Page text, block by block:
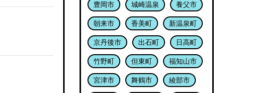
豊岡市 城崎温泉 養父市
朝来市 香美町 新温泉町
京丹後市 出石町 日高町
竹野町 但東町 福知山市
宮津市 舞鶴市 綾部市